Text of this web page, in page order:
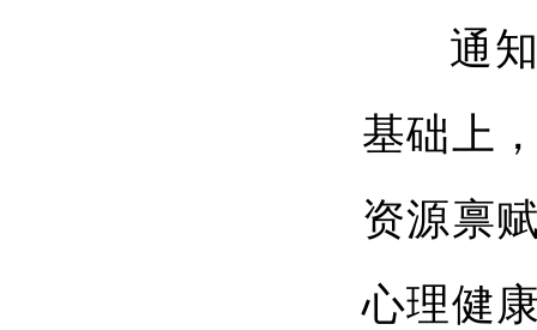
通知
基础上
资源禀
心理健